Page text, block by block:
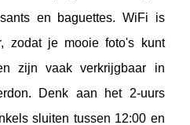
en baguettes. WiFi is
zodat je mooie foto's kunt
zijn vaak verkrijgbaar in
Denk aan het 2-uurs
sluiten tussen 12:00 en